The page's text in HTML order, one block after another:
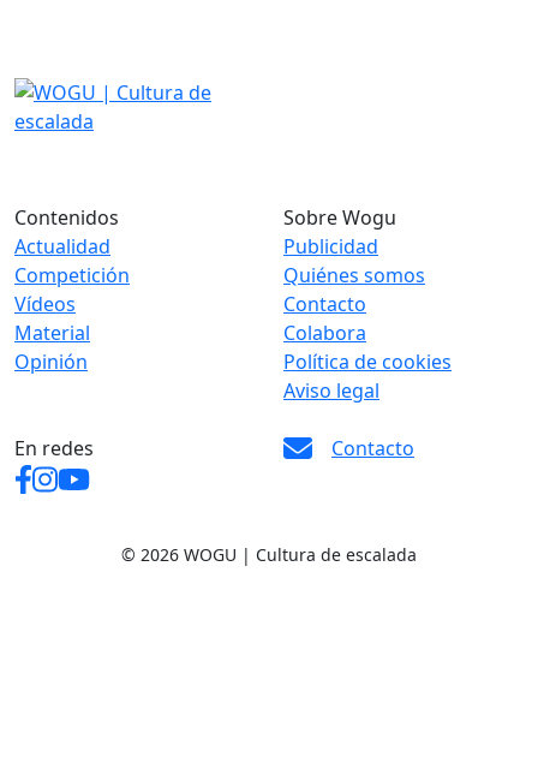
Contenidos
Actualidad
Competición
Vídeos
Material
Opinión
Sobre Wogu
Publicidad
Quiénes somos
Contacto
Colabora
Política de cookies
Aviso legal
En redes Contacto
© 2026 WOGU | Cultura de escalada